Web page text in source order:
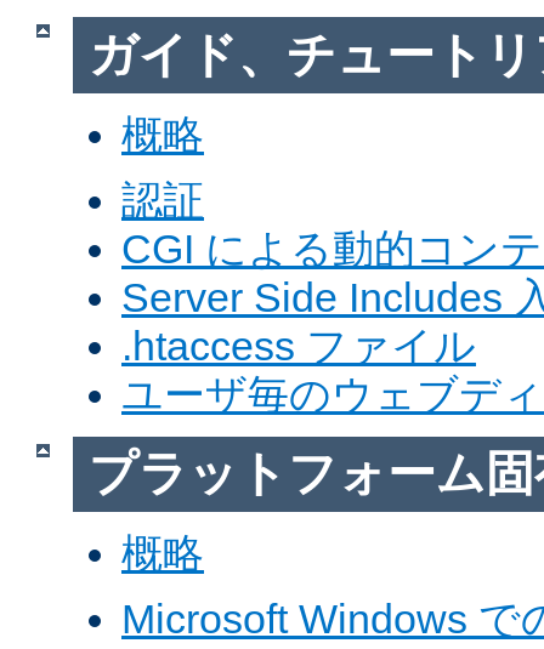
ガイド、チュート
概略
認証
CGI による動的コン
Server Side Includes
.htaccess ファイル
ユーザ毎のウェブデ
プラットフォーム
概略
Microsoft Windows で